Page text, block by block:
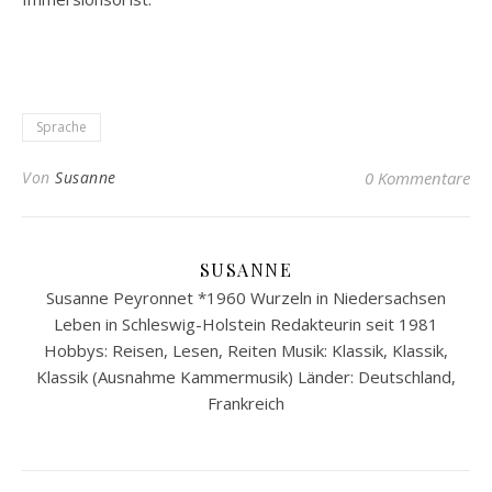
Sprache
Von Susanne 0 Kommentare
SUSANNE
Susanne Peyronnet *1960 Wurzeln in Niedersachsen
Leben in Schleswig-Holstein Redakteurin seit 1981
Hobbys: Reisen, Lesen, Reiten Musik: Klassik, Klassik,
Klassik (Ausnahme Kammermusik) Länder: Deutschland,
Frankreich